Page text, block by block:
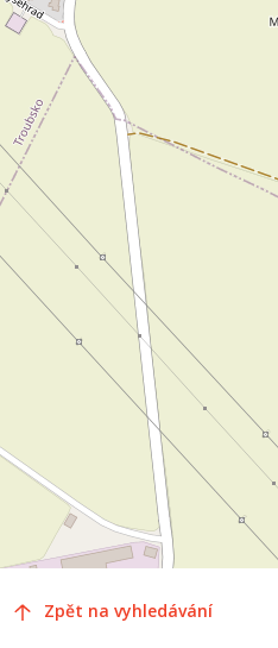
Zpět na vyhledávání